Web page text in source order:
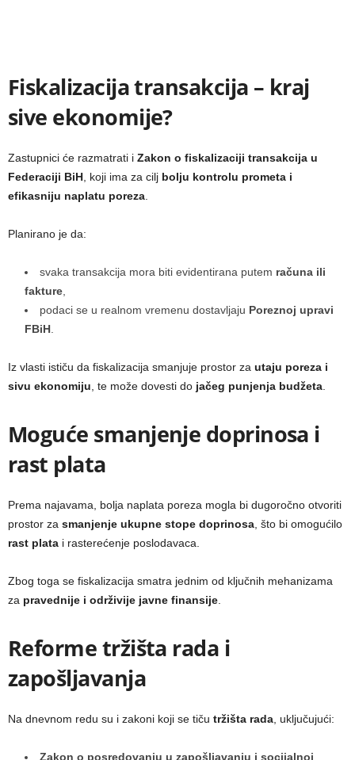
Fiskalizacija transakcija – kraj
sive ekonomije?
Zastupnici će razmatrati i Zakon o fiskalizaciji transakcija u
Federaciji BiH , koji ima za cilj bolju kontrolu prometa i
efikasniju naplatu poreza
Planirano je da:
svaka transakcija mora biti evidentirana putem računa ili
fakture
podaci se u realnom vremenu dostavljaju Poreznoj upravi
FBiH
Iz vlasti ističu da fiskalizacija smanjuje prostor za utaju poreza i
sivu ekonomiju , te može dovesti do jačeg punjenja budžeta
Moguće smanjenje doprinosa i
rast plata
Prema najavama, bolja naplata poreza mogla bi dugoročno otvoriti
prostor za smanjenje ukupne stope doprinosa , što bi omogućilo
rast plata i rasterećenje poslodavaca.
Zbog toga se fiskalizacija smatra jednim od ključnih mehanizama
za pravednije i održivije javne finansije
Reforme tržišta rada i
zapošljavanja
Na dnevnom redu su i zakoni koji se tiču tržišta rada , uključujući:
Zakon o posredovanju u zapošljavanju i socijalnoj